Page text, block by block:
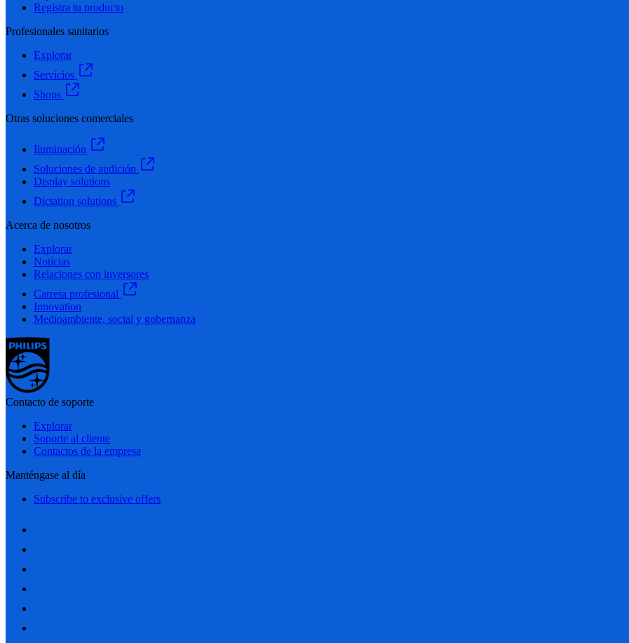
Registra tu producto
Profesionales sanitarios
Explorar
Servicios
Shops
Otras soluciones comerciales
Iluminación
Soluciones de audición
Display solutions
Dictation solutions
Acerca de nosotros
Explorar
Noticias
Relaciones con inversores
Carrera profesional
Innovation
Medioambiente, social y gobernanza
Contacto de soporte
Explorar
Soporte al cliente
Contactos de la empresa
Manténgase al día
Subscribe to exclusive offers